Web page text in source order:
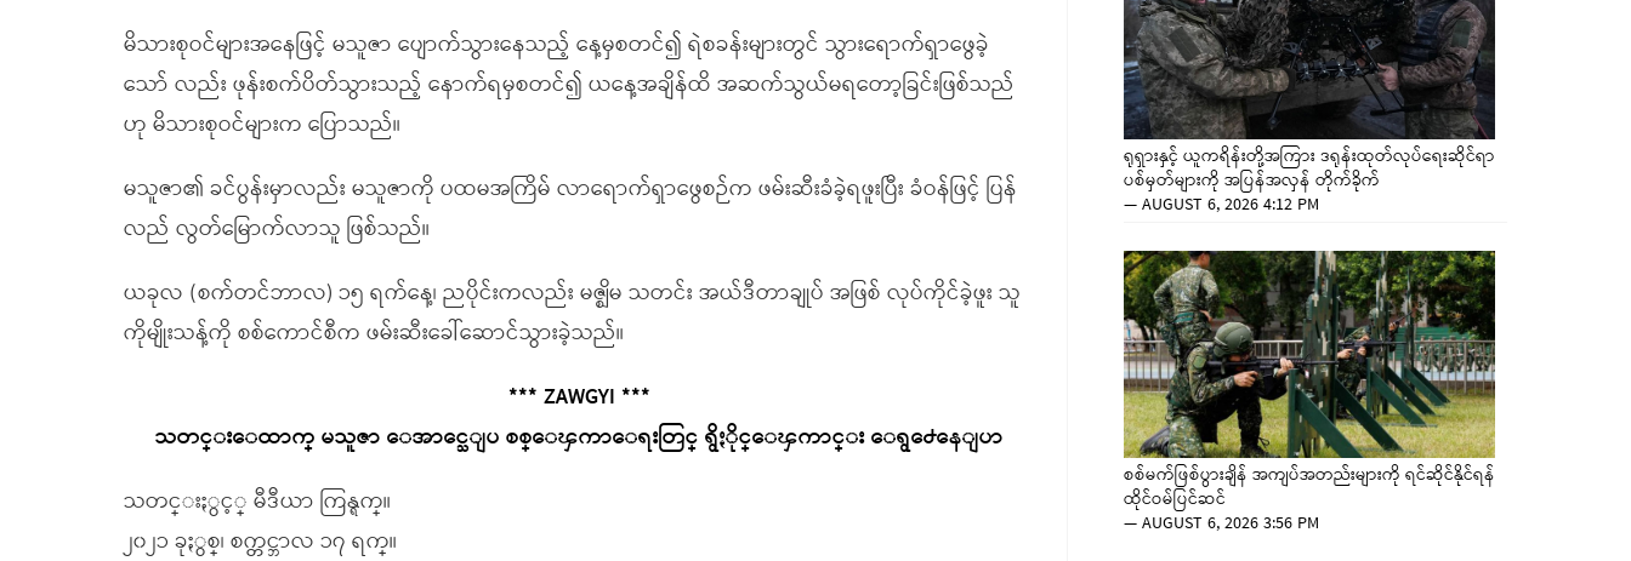
မိသားစုဝင်များအနေဖြင့် မသူဇာ ပျောက်သွားနေသည့် နေ့မှစတင်၍ ရဲစခန်းများတွင် သွားရောက်ရှာဖွေခဲ့
သော် လည်း ဖုန်းစက်ပိတ်သွားသည့် နောက်ရမှစတင်၍ ယနေ့အချိန်ထိ အဆက်သွယ်မရတော့ခြင်းဖြစ်သည်
ဟု မိသားစုဝင်များက ပြောသည်။
မသူဇာ၏ ခင်ပွန်းမှာလည်း မသူဇာကို ပထမအကြိမ် လာရောက်ရှာဖွေစဉ်က ဖမ်းဆီးခံခဲ့ရဖူးပြီး ခံဝန်ဖြင့် ပြန်
လည် လွတ်မြောက်လာသူ ဖြစ်သည်။
ယခုလ (စက်တင်ဘာလ) ၁၅ ရက်နေ့၊ ညပိုင်းကလည်း မဇ္ဈိမ သတင်း အယ်ဒီတာချုပ် အဖြစ် လုပ်ကိုင်ခဲ့ဖူး သူ
ကိုမျိုးသန့်ကို စစ်ကောင်စီက ဖမ်းဆီးခေါ်ဆောင်သွားခဲ့သည်။
*** ZAWGYI ***
သတင္းေထာက္ မသူဇာ ေအာင္သေျပ စစ္ေၾကာေရးတြင္ ရွိႏိုင္ေၾကာင္း ေရွ႕ေနေျပာ
သတင္းႏွင့္ မီဒီယာ ကြန္ရက္။
၂၀၂၁ ခုႏွစ္၊ စက္တင္ဘာလ ၁၇ ရက္။
ရုရှားနှင့် ယူကရိန်းတို့အကြား ဒရုန်းထုတ်လုပ်ရေးဆိုင်ရာ
ပစ်မှတ်များကို အပြန်အလှန် တိုက်ခိုက်
—AUGUST 6, 2026 4:12 PM
စစ်မက်ဖြစ်ပွားချိန် အကျပ်အတည်းများကို ရင်ဆိုင်နိုင်ရန်
ထိုင်ဝမ်ပြင်ဆင်
—AUGUST 6, 2026 3:56 PM